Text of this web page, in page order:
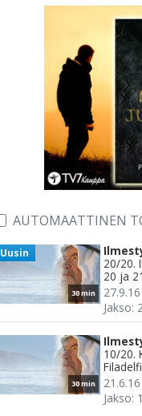
AUTOMAATTINEN
30 min
Uusin
20/20.
20 ja 21
Jakso:
30 min
10/20.
Jakso: